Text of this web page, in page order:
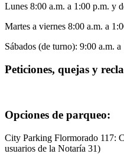
Lunes 8:00 a.m. a 1:00 p.m. y
Martes a viernes 8:00 a.m. a
Sábados (de turno): 9:00 a.m. a
Peticiones, quejas y
Opciones de parqueo:
City Parking Flormorado 117:
usuarios de la Notaría 31)